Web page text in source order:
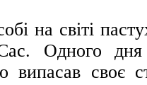
на світі
Одного дня
випасав своє